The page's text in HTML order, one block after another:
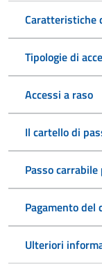
Caratteristiche
Tipologie di
Accessi a raso
Il cartello di
Passo
Pagamento del
Ulteriori